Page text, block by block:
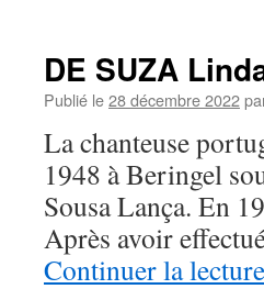
DE SUZA
Publié le28 décembre 2022
La chanteuse
1948 à Beringel
Sousa Lança. En
Après avoir
Continuer la lecture